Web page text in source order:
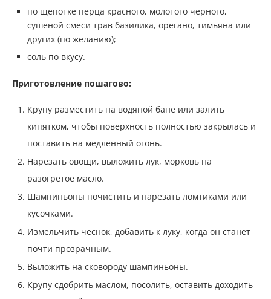
по щепотке перца красного, молотого черного,
сушеной смеси трав базилика, орегано, тимьяна или
других (по желанию);
соль по вкусу.
Приготовление пошагово:
Крупу разместить на водяной бане или залить
кипятком, чтобы поверхность полностью закрылась и
поставить на медленный огонь.
Нарезать овощи, выложить лук, морковь на
разогретое масло.
Шампиньоны почистить и нарезать ломтиками или
кусочками.
Измельчить чеснок, добавить к луку, когда он станет
почти прозрачным.
Выложить на сковороду шампиньоны.
Крупу сдобрить маслом, посолить, оставить доходить